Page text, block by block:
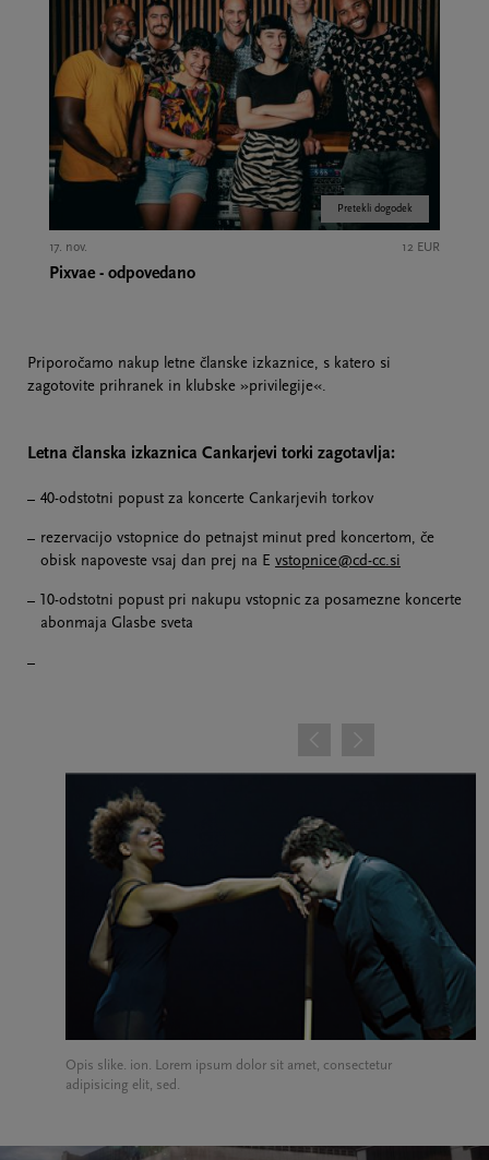
Pretekli dogodek
17. nov. 12 EUR
Pixvae - odpovedano
Priporočamo nakup letne članske izkaznice, s katero si
zagotovite prihranek in klubske »privilegije«.
Letna članska izkaznica Cankarjevi torki zagotavlja:
40-odstotni popust za koncerte Cankarjevih torkov
rezervacijo vstopnice do petnajst minut pred koncertom, če
obisk napoveste vsaj dan prej na E vstopnice@cd-cc.si
10-odstotni popust pri nakupu vstopnic za posamezne koncerte
abonmaja Glasbe sveta
Opis slike. ion. Lorem ipsum dolor sit amet, consectetur
adipisicing elit, sed.